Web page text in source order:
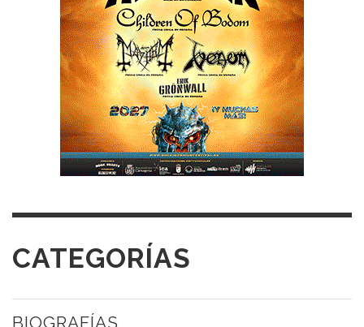
CATEGORÍAS
BIOGRAFÍAS